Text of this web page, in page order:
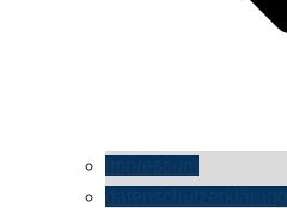
impressum
datenschutzerklärung